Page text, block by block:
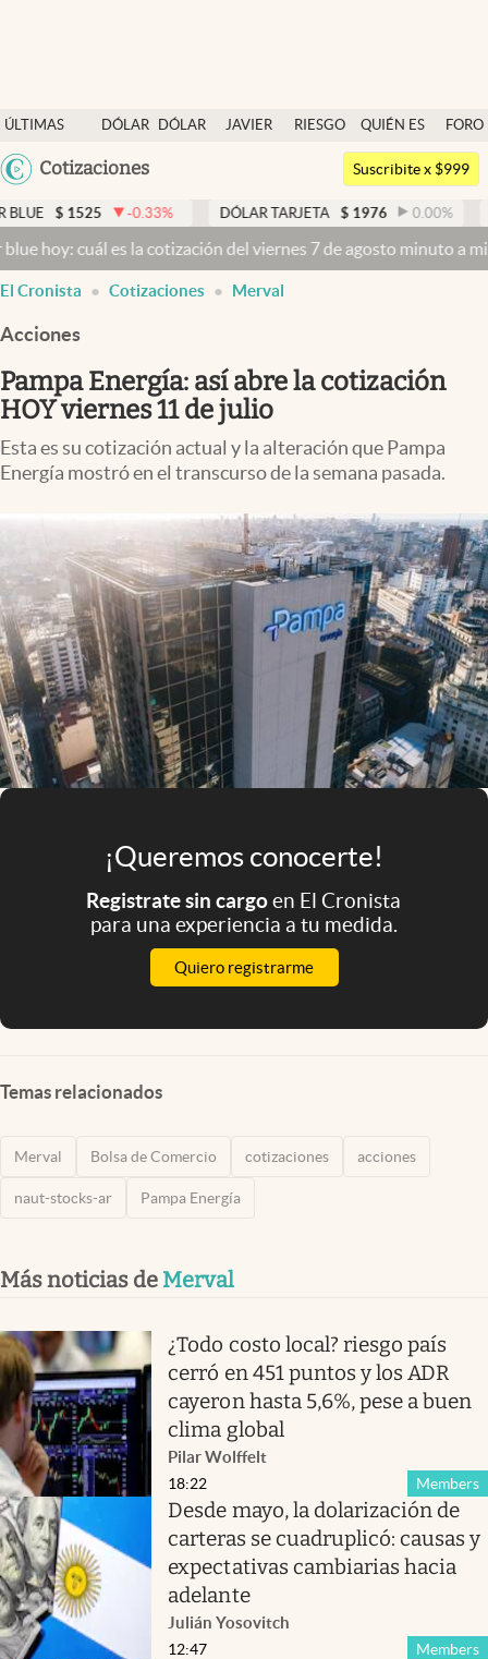
ÚLTIMAS
NOTICIAS
DÓLAR
DÓLAR
JAVIER
RIESGO
QUIÉN ES
QUIÉN
FORO
Argentina
México
Cotizaciones
Dólar
Members
Economía y Política
Finanzas y Mercados
Mercados Online
Negocios
Columnistas
Otras secciones
Apertura
Clima
Mundial 2026
Eventos Corporativos
El Cronista Studio
Mediakit
abre en nueva pestaña
Suscribite x $999
-0.33% DÓLAR TARJETA $ 1976 0.00% DÓLAR
es la cotización del viernes 7 de agosto minuto a minutoDólar
El Cronista Cotizaciones Merval
Acciones
Pampa Energía: así abre la cotización
HOY viernes 11 de julio
Esta es su cotización actual y la alteración que Pampa
Energía mostró en el transcurso de la semana pasada.
¡Queremos conocerte!
Registrate sin cargoen El Cronista
para una experiencia a tu medida.
Quiero registrarme
Temas relacionados
Merval Bolsa de Comercio cotizaciones acciones
naut-stocks-ar Pampa Energía
Más noticias de Merval
¿Todo costo local? riesgo país
cerró en 451 puntos y los ADR
cayeron hasta 5,6%, pese a buen
clima global
Pilar Wolffelt
Members
18:22
Desde mayo, la dolarización de
carteras se cuadruplicó: causas y
expectativas cambiarias hacia
adelante
Julián Yosovitch
Members
12:47